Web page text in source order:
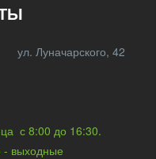
Луначарского, 42
с 8:00 до 16:30.